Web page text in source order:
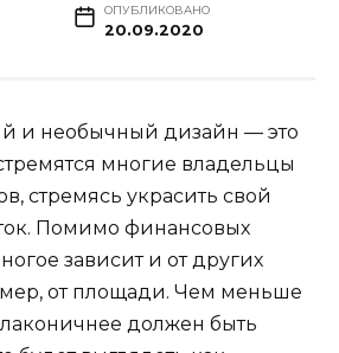
ОПУБЛИКОВАНО
20.09.2020
и необычный дизайн — это
многие владельцы
стремясь украсить свой
Помимо финансовых
зависит и от других
от площади. Чем меньше
должен быть